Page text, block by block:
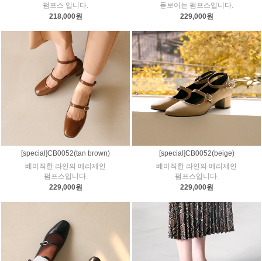
펌프스 입니다.
218,000원
돋보이는 펌프스입니다.
229,000원
[special]CB0052(tan brown)
베이직한 라인의 메리제인
펌프스입니다.
229,000원
[special]CB0052(beige)
베이직한 라인의 메리제인
펌프스입니다.
229,000원